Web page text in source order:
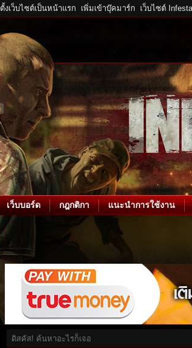
ตั้งเว็บไซต์เป็นหน้าแรก เพิ่มเข้าบุ๊คมาร์ก เว็บไซต์
เว็บบอร์ด กฎกติกา แนะนำการใช้งาน